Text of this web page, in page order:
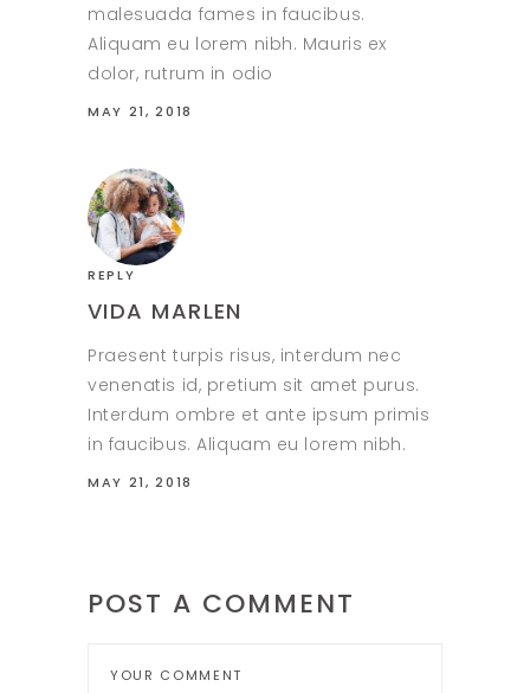
malesuada fames in faucibus.
Aliquam eu lorem nibh. Mauris ex
dolor, rutrum in odio
MAY 21, 2018
REPLY
VIDA MARLEN
Praesent turpis risus, interdum nec
venenatis id, pretium sit amet purus.
Interdum ombre et ante ipsum primis
in faucibus. Aliquam eu lorem nibh.
MAY 21, 2018
POST A COMMENT